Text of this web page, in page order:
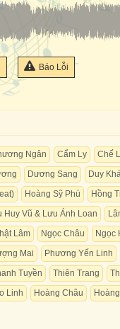
Báo Lỗi
Ngân Cẩm Ly Chế
Dương Sang Duy
Hoàng Sỹ Phú Hồng
Huy Vũ & Lưu Ánh Loan
Lâm Ngọc Châu Ngọc
Mai Phương Yến Linh
Tuyền Thiên Trang
Linh Hoàng Châu